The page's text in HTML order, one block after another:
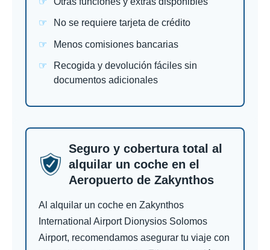
No se requiere tarjeta de crédito
Menos comisiones bancarias
Recogida y devolución fáciles sin
documentos adicionales
Seguro y cobertura total al
alquilar un coche en el
Aeropuerto de Zakynthos
Al alquilar un coche en Zakynthos
International Airport Dionysios Solomos
Airport, recomendamos asegurar tu viaje con